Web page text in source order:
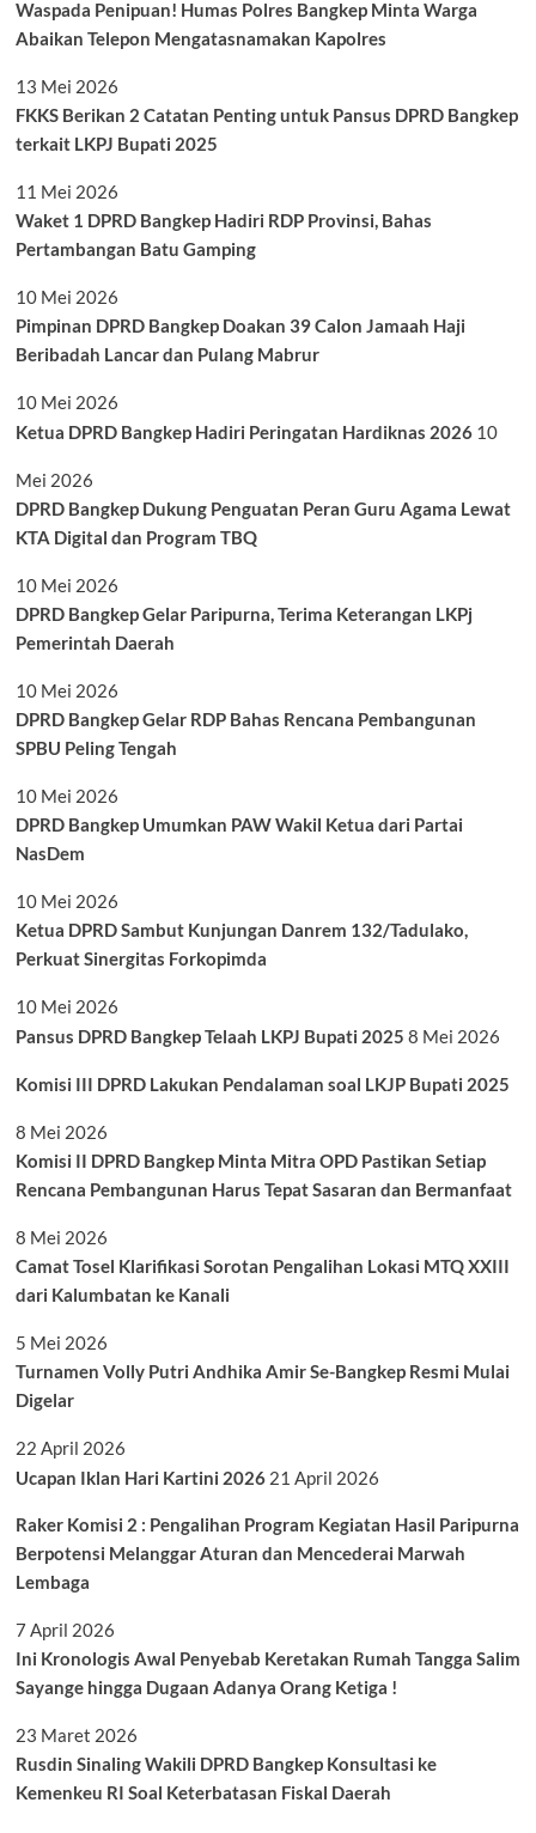
Waspada Penipuan! Humas Polres Bangkep Minta Warga
Abaikan Telepon Mengatasnamakan Kapolres
13 Mei 2026
FKKS Berikan 2 Catatan Penting untuk Pansus DPRD Bangkep
terkait LKPJ Bupati 2025
11 Mei 2026
Waket 1 DPRD Bangkep Hadiri RDP Provinsi, Bahas
Pertambangan Batu Gamping
10 Mei 2026
Pimpinan DPRD Bangkep Doakan 39 Calon Jamaah Haji
Beribadah Lancar dan Pulang Mabrur
10 Mei 2026
Ketua DPRD Bangkep Hadiri Peringatan Hardiknas 2026 10
Mei 2026
DPRD Bangkep Dukung Penguatan Peran Guru Agama Lewat
KTA Digital dan Program TBQ
10 Mei 2026
DPRD Bangkep Gelar Paripurna, Terima Keterangan LKPj
Pemerintah Daerah
10 Mei 2026
DPRD Bangkep Gelar RDP Bahas Rencana Pembangunan
SPBU Peling Tengah
10 Mei 2026
DPRD Bangkep Umumkan PAW Wakil Ketua dari Partai
NasDem
10 Mei 2026
Ketua DPRD Sambut Kunjungan Danrem 132/Tadulako,
Perkuat Sinergitas Forkopimda
10 Mei 2026
Pansus DPRD Bangkep Telaah LKPJ Bupati 2025 8 Mei 2026
Komisi III DPRD Lakukan Pendalaman soal LKJP Bupati 2025
8 Mei 2026
Komisi II DPRD Bangkep Minta Mitra OPD Pastikan Setiap
Rencana Pembangunan Harus Tepat Sasaran dan Bermanfaat
8 Mei 2026
Camat Tosel Klarifikasi Sorotan Pengalihan Lokasi MTQ XXIII
dari Kalumbatan ke Kanali
5 Mei 2026
Turnamen Volly Putri Andhika Amir Se-Bangkep Resmi Mulai
Digelar
22 April 2026
Ucapan Iklan Hari Kartini 2026 21 April 2026
Raker Komisi 2 : Pengalihan Program Kegiatan Hasil Paripurna
Berpotensi Melanggar Aturan dan Mencederai Marwah
Lembaga
7 April 2026
Ini Kronologis Awal Penyebab Keretakan Rumah Tangga Salim
Sayange hingga Dugaan Adanya Orang Ketiga !
23 Maret 2026
Rusdin Sinaling Wakili DPRD Bangkep Konsultasi ke
Kemenkeu RI Soal Keterbatasan Fiskal Daerah